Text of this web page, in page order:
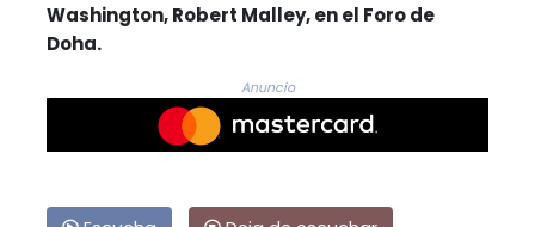
Washington, Robert Malley, en el Foro de
Doha.
Anuncio